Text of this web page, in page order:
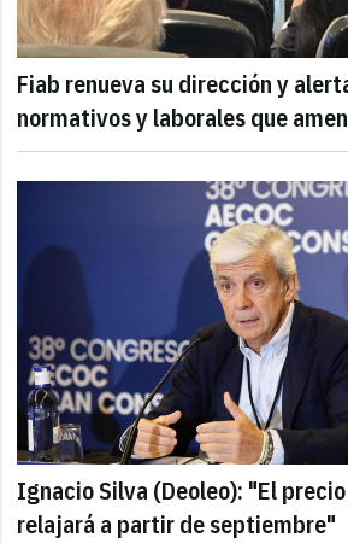
Fiab renueva su dirección y
normativos y laborales que
Ignacio Silva (Deoleo): "El
relajará a partir de septiembre"